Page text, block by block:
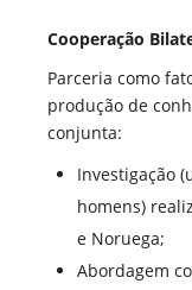
Cooperação
Parceria como
produção de
conjunta:
Investigação
homens)
e Noruega;
Abordagem